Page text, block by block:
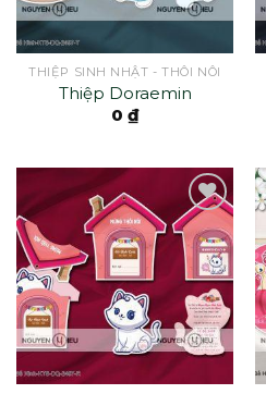
THIỆP SINH NHẬT - THÔI NÔI
Thiệp Doraemin
0 ₫